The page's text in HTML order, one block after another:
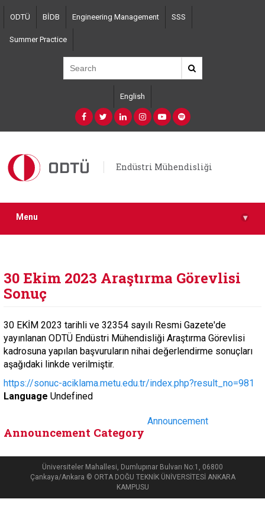
Skip
main
content
ODTÜ BİDB Engineering Management SSS
Summer Practice
English
Endüstri Mühendisliği
Menu ▾
30 Ekim 2023 Araştırma Görevlisi
Sonuç
30 EKİM 2023 tarihli ve 32354 sayılı Resmi Gazete'de
yayınlanan ODTÜ Endüstri Mühendisliği Araştırma Görevlisi
kadrosuna yapılan başvuruların nihai değerlendirme sonuçları
aşağıdaki linkde verilmiştir.
https://sonuc-aciklama.metu.edu.tr/index.php?result_no=981
Language Undefined
Announcement Category
Announcement
Üniversiteler Mahallesi, Dumlupınar Bulvarı No:1, 06800
Çankaya/Ankara © ORTA DOĞU TEKNİK ÜNİVERSİTESİ ANKARA
KAMPUSU